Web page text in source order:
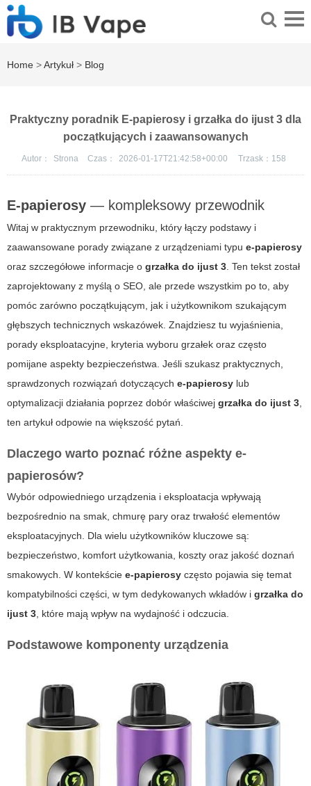
Home >Artykuł > Blog
Praktyczny poradnik E-papierosy i grzałka do ijust 3 dla
początkujących i zaawansowanych
Autor： Strona Czas： 2026-01-17T21:42:58+00:00 Trzask： 158
E-papierosy — kompleksowy przewodnik
Witaj w praktycznym przewodniku, który łączy podstawy i
zaawansowane porady związane z urządzeniami typu e-papierosy
oraz szczegółowe informacje o grzałka do ijust 3. Ten tekst został
zaprojektowany z myślą o SEO, ale przede wszystkim po to, aby
pomóc zarówno początkującym, jak i użytkownikom szukającym
głębszych technicznych wskazówek. Znajdziesz tu wyjaśnienia,
porady eksploatacyjne, kryteria wyboru grzałek oraz często
pomijane aspekty bezpieczeństwa. Jeśli szukasz praktycznych,
sprawdzonych rozwiązań dotyczących e-papierosy lub
optymalizacji działania poprzez dobór właściwej grzałka do ijust 3,
ten artykuł odpowie na większość pytań.
Dlaczego warto poznać różne aspekty e-
papierosów?
Wybór odpowiedniego urządzenia i eksploatacja wpływają
bezpośrednio na smak, chmurę pary oraz trwałość elementów
eksploatacyjnych. Dla wielu użytkowników kluczowe są:
bezpieczeństwo, komfort użytkowania, koszty oraz jakość doznań
smakowych. W kontekście e-papierosy często pojawia się temat
kompatybilności części, w tym dedykowanych wkładów i grzałka do
ijust 3, które mają wpływ na wydajność i odczucia.
Podstawowe komponenty urządzenia